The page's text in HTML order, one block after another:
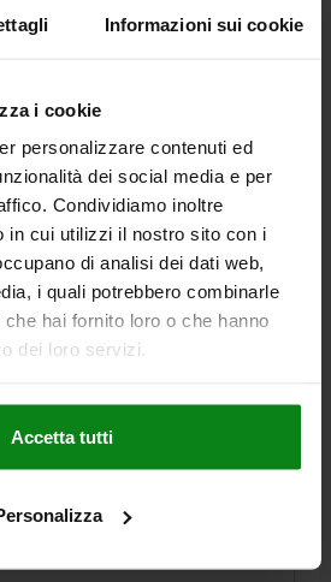
Informazioni sui cookie
i cookie
personalizzare contenuti ed
dei social media e per
Condividiamo inoltre
in cui utilizzi il nostro sito con i
di analisi dei dati web,
i quali potrebbero combinarle
hai fornito loro o che hanno
dei loro servizi.
Accetta tutti
D=20 H=52,5, FORMA:D ACCIAIO
508